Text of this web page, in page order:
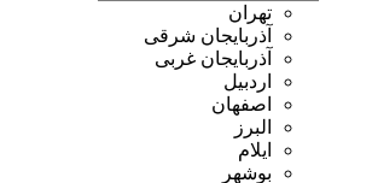
تهران
آذربایجان شرقی
آذربایجان غربی
اردبیل
اصفهان
البرز
ایلام
بوشهر